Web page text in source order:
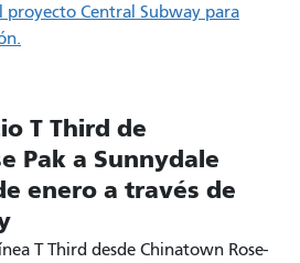
proyecto Central Subway para
T Third de
Pak a Sunnydale
enero a través de
T Third desde Chinatown Rose-